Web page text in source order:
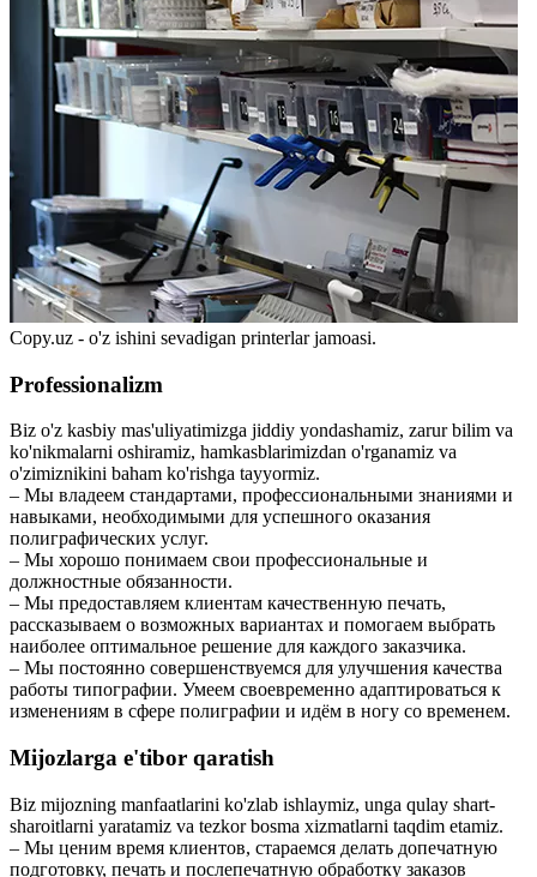
Copy.uz - o'z ishini sevadigan printerlar jamoasi.
Professionalizm
Biz o'z kasbiy mas'uliyatimizga jiddiy yondashamiz, zarur bilim va
ko'nikmalarni oshiramiz, hamkasblarimizdan o'rganamiz va
o'zimiznikini baham ko'rishga tayyormiz.
– Мы владеем стандартами, профессиональными знаниями и
навыками, необходимыми для успешного оказания
полиграфических услуг.
– Мы хорошо понимаем свои профессиональные и
должностные обязанности.
– Мы предоставляем клиентам качественную печать,
рассказываем о возможных вариантах и помогаем выбрать
наиболее оптимальное решение для каждого заказчика.
– Мы постоянно совершенствуемся для улучшения качества
работы типографии. Умеем своевременно адаптироваться к
изменениям в сфере полиграфии и идём в ногу со временем.
Mijozlarga e'tibor qaratish
Biz mijozning manfaatlarini ko'zlab ishlaymiz, unga qulay shart-
sharoitlarni yaratamiz va tezkor bosma xizmatlarni taqdim etamiz.
– Мы ценим время клиентов, стараемся делать допечатную
подготовку, печать и послепечатную обработку заказов